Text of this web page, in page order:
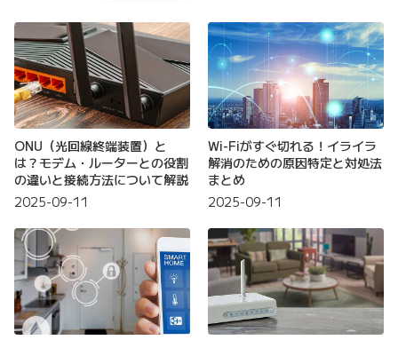
ONU（光回線終端装置）と
は？モデム・ルーターとの役割
の違いと接続方法について解説
2025-09-11
Wi-Fiがすぐ切れる！イライラ
解消のための原因特定と対処法
まとめ
2025-09-11